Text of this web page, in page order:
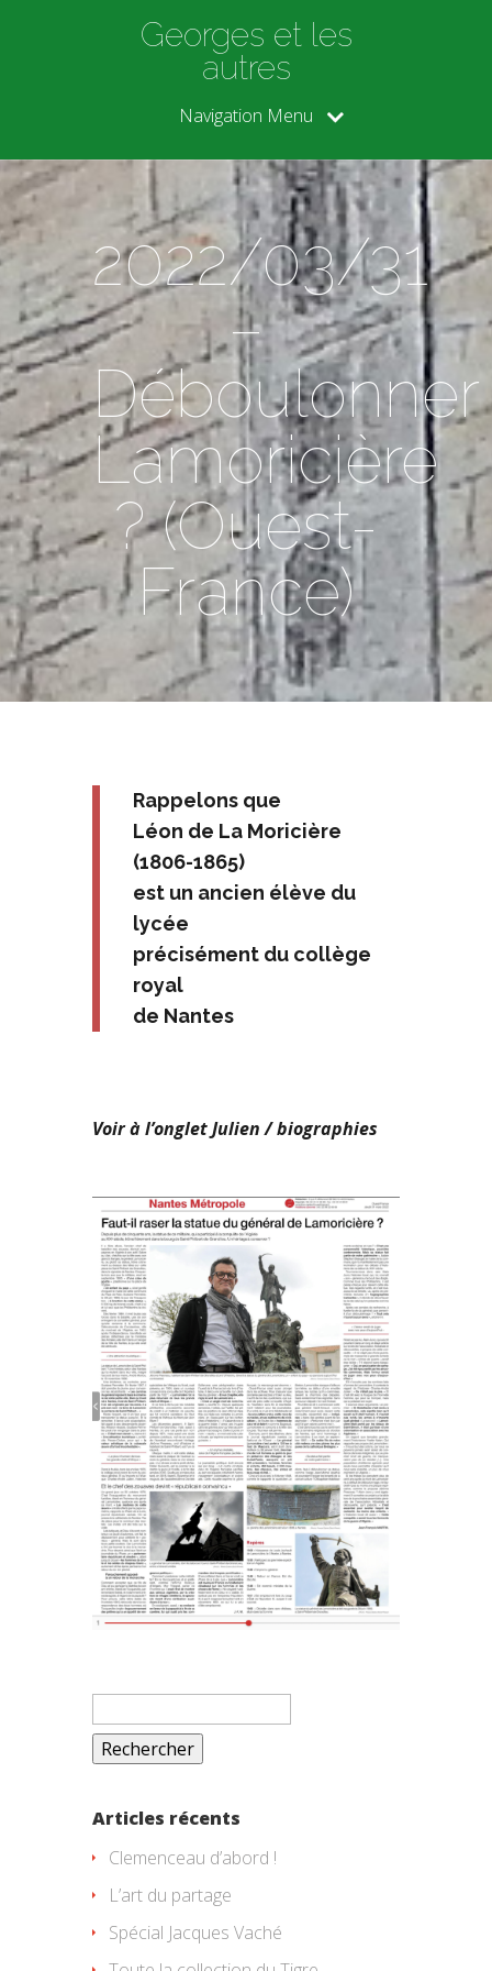
Georges et les
autres
Navigation Menu
2022/03/31
–
Déboulonner
Lamoricière
? (Ouest-
France)
Rappelons que
Léon de La Moricière
(1806-1865)
est un ancien élève du
lycée
précisément du collège
royal
de Nantes
Voir à l’onglet Julien / biographies
Rechercher :
Articles récents
Clemenceau d’abord !
L’art du partage
Spécial Jacques Vaché